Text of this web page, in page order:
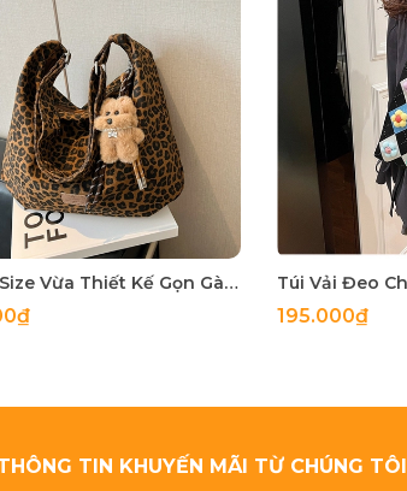
Túi Vải Size Vừa Thiết Kế Gọn Gàng Không Cồng Kềnh - tt251126
195.000₫
TIN KHUYẾN MÃI TỪ CHÚNG TÔI